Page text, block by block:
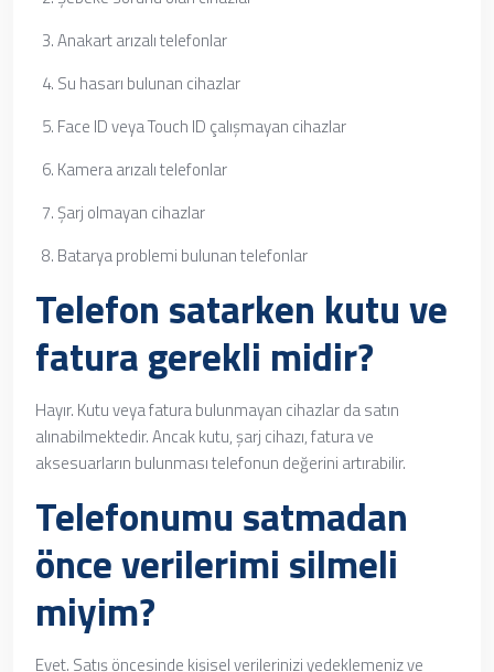
Anakart arızalı telefonlar
Su hasarı bulunan cihazlar
Face ID veya Touch ID çalışmayan cihazlar
Kamera arızalı telefonlar
Şarj olmayan cihazlar
Batarya problemi bulunan telefonlar
Telefon satarken kutu ve
fatura gerekli midir?
Hayır. Kutu veya fatura bulunmayan cihazlar da satın
alınabilmektedir. Ancak kutu, şarj cihazı, fatura ve
aksesuarların bulunması telefonun değerini artırabilir.
Telefonumu satmadan
önce verilerimi silmeli
miyim?
Evet. Satış öncesinde kişisel verilerinizi yedeklemeniz ve